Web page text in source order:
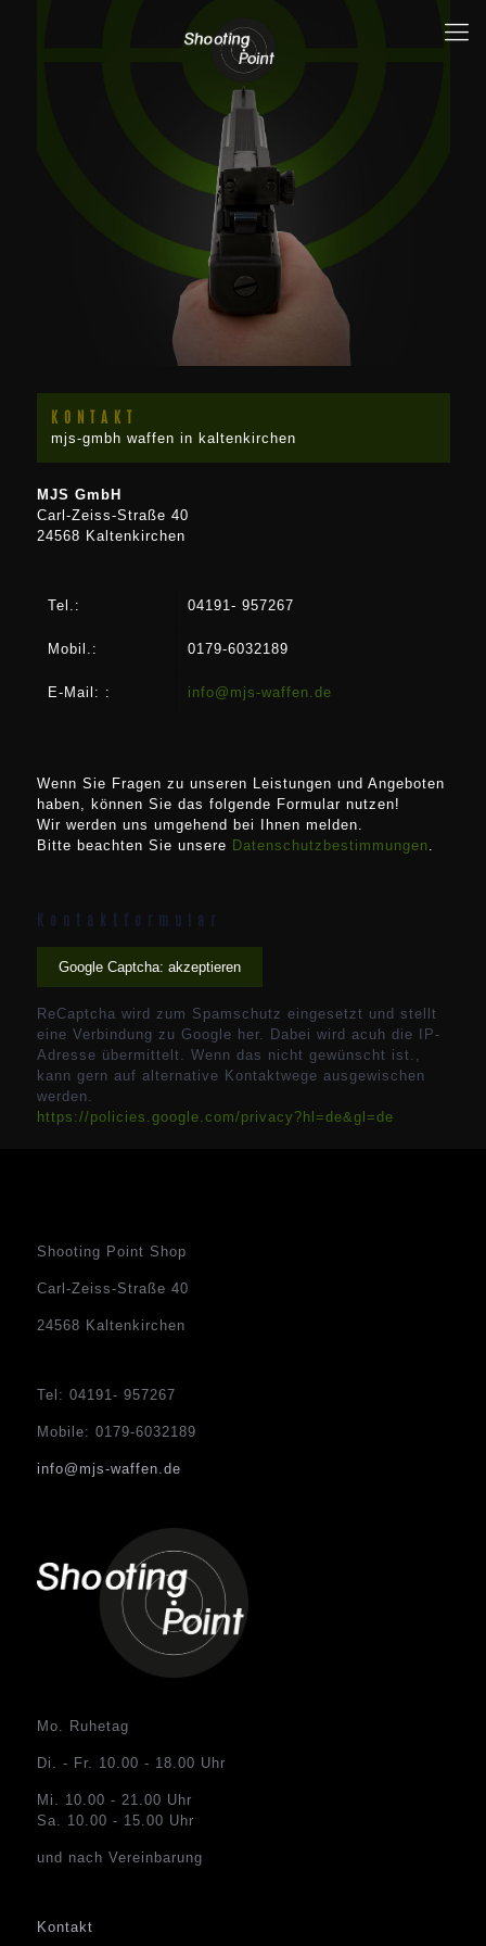
KONTAKT
mjs-gmbh waffen in kaltenkirchen
MJS GmbH
Carl-Zeiss-Straße 40
24568 Kaltenkirchen
Tel.: 04191- 957267
Mobil.: 0179-6032189
E-Mail: : info@mjs-waffen.de
Wenn Sie Fragen zu unseren Leistungen und Angeboten
haben, können Sie das folgende Formular nutzen!
Wir werden uns umgehend bei Ihnen melden.
Bitte beachten Sie unsere Datenschutzbestimmungen.
Kontaktformular
Google Captcha: akzeptieren
ReCaptcha wird zum Spamschutz eingesetzt und stellt
eine Verbindung zu Google her. Dabei wird acuh die IP-
Adresse übermittelt. Wenn das nicht gewünscht ist.,
kann gern auf alternative Kontaktwege ausgewischen
werden.
https://policies.google.com/privacy?hl=de&gl=de
Shooting Point Shop
Carl-Zeiss-Straße 40
24568 Kaltenkirchen
Tel: 04191- 957267
Mobile: 0179-6032189
info@mjs-waffen.de
Mo. Ruhetag
Di. - Fr. 10.00 - 18.00 Uhr
Mi. 10.00 - 21.00 Uhr
Sa. 10.00 - 15.00 Uhr
und nach Vereinbarung
Kontakt